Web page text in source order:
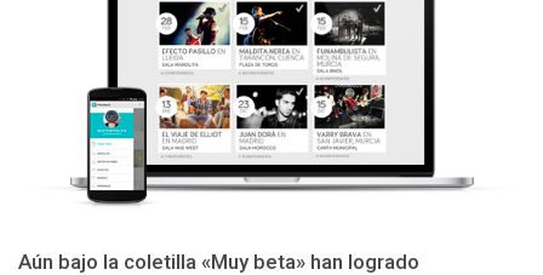
Aún bajo la coletilla «Muy beta» han logrado